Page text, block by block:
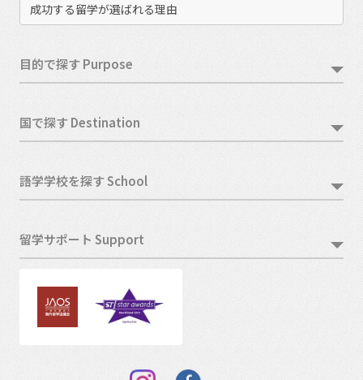
成功する留学が選ばれる理由
目的で探す Purpose
国で探す Destination
語学学校を探す School
留学サポート Support